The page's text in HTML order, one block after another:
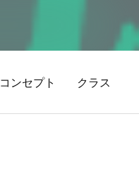
コンセプト クラス